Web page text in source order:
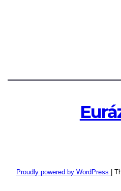
Proudly powered by WordPress